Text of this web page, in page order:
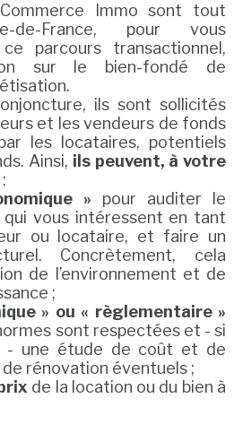
Immo sont tout
de-France, pour vous
parcours transactionnel,
sur le bien-fondé de
ils sont sollicités
et les vendeurs de fonds
les locataires, potentiels
Ainsi, ils peuvent, à votre
» pour auditer le
vous intéressent en tant
ou locataire, et faire un
Concrètement, cela
de l’environnement et de
;
» ou « règlementaire »
sont respectées et - si
- une étude de coût et de
rénovation éventuels ;
de la location ou du bien à